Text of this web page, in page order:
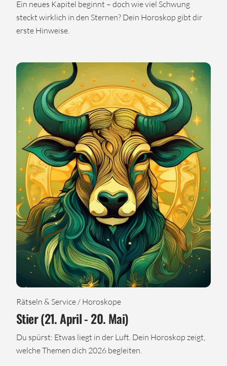
Ein neues Kapitel beginnt – doch wie viel Schwung
steckt wirklich in den Sternen? Dein Horoskop gibt dir
erste Hinweise.
Rätseln & Service / Horoskope
Stier (21. April - 20. Mai)
Du spürst: Etwas liegt in der Luft. Dein Horoskop zeigt,
welche Themen dich 2026 begleiten.